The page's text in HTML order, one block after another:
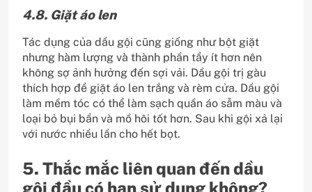
4.8. Giặt áo len
Tác dụng của dầu gội cũng giống như bột giặt
nhưng hàm lượng và thành phần tẩy ít hơn nên
không sợ ảnh hưởng đến sợi vải. Dầu gội trị gàu
thích hợp để giặt áo len trắng và rèm cửa. Dầu gội
làm mềm tóc có thể làm sạch quần áo sẫm màu và
loại bỏ bụi bẩn và mồ hôi tốt hơn. Sau khi gội xả lại
với nước nhiều lần cho hết bọt.
5. Thắc mắc liên quan đến dầu
gội đầu có hạn sử dụng không?